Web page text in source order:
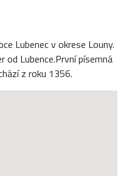
Lubenec v okrese Louny.
od Lubence.První písemná
z roku 1356.